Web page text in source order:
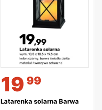
19 99
Latarenka solarna Barwa